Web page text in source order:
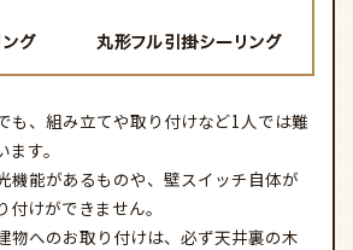
も、組み立てや取り付けなど1人では難
す。
機能があるものや、壁スイッチ自体が
けができません。
物へのお取り付けは、必ず天井裏の木